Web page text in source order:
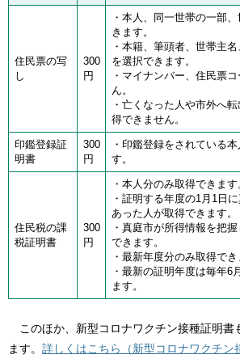
住民票の写
し
300
円
・本人、同一世帯の一部
きます。
・本籍、筆頭者、世帯主
を選択できます。
・マイナンバー、住民票
ん。
・亡くなった人や市外へ
得できません。
印鑑登録証
明書
300
円
・印鑑登録をされている
す。
住民税の課
税証明書
300
円
・本人分のみ取得できます
・証明する年度の1月1日
あった人が取得できます。
・真庭市が所得情報を把
できます。
・最新年度分のみ取得でき
・最新の証明年度は毎年6
ます。
このほか、新型コロナワクチン接種証明書
ます。 詳しくはこちら（新型コロナワクチン